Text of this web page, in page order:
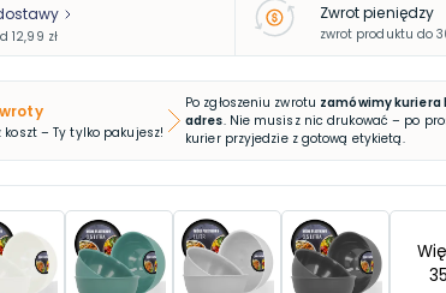
12,99 zł
Zwrot pieniędzy
zwrot produktu do
– Ty tylko pakujesz!
Po zgłoszeniu zwrotu zamówimy kuriera
adres. Nie musisz nic drukować – po
kurier przyjedzie z gotową etykietą.
35